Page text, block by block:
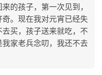
的孩子，第一次见到，
。现在我对元宵已经失
买，孩子送来就吃，不
家老兵念叨，我还不去